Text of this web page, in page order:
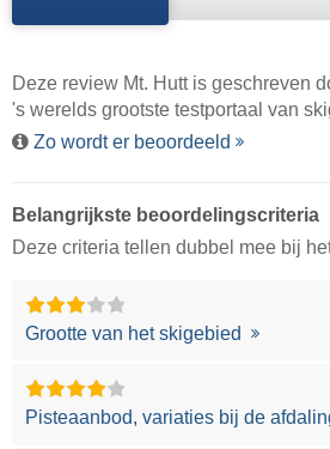
Deze review Mt. Hutt is geschreven
's werelds grootste testportaal van
Zo wordt er beoordeeld
Belangrijkste beoordelingscriteria
Deze criteria tellen dubbel mee bij
Grootte van het skigebied
Pisteaanbod, variaties bij de